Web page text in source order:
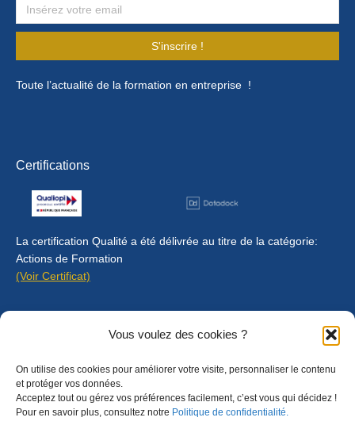
Vous voulez des cookies ?
On utilise des cookies pour améliorer votre visite, personnaliser le contenu
et protéger vos données.
Acceptez tout ou gérez vos préférences facilement, c’est vous qui décidez !
Pour en savoir plus, consultez notre Politique de confidentialité.
S'inscrire !
Toute l’actualité de la formation en entreprise !
Certifications
La certification Qualité a été délivrée au titre de la catégorie:
Actions de Formation
(Voir Certificat)
Règlement intérieur
CGU